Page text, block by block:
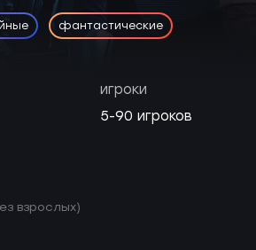
фантастические
игроки
5-90 игроков
взрослых)